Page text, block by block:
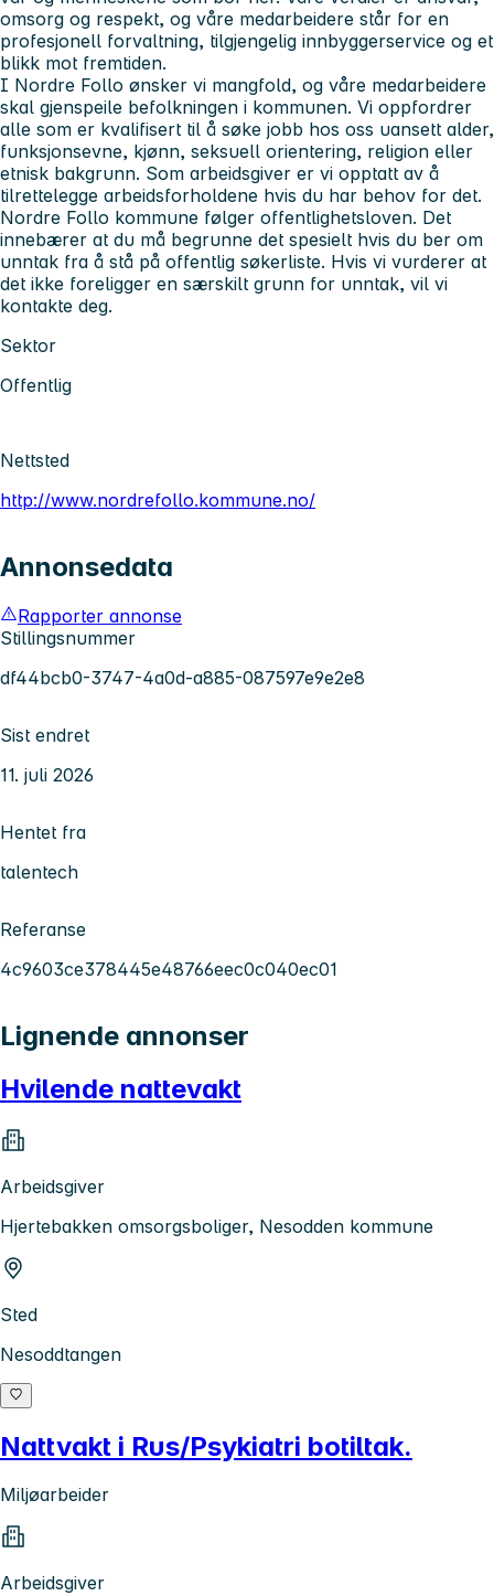
omsorg og respekt, og våre medarbeidere står for en
profesjonell forvaltning, tilgjengelig innbyggerservice og et
blikk mot fremtiden.
I Nordre Follo ønsker vi mangfold, og våre medarbeidere
skal gjenspeile befolkningen i kommunen. Vi oppfordrer
alle som er kvalifisert til å søke jobb hos oss uansett alder,
funksjonsevne, kjønn, seksuell orientering, religion eller
etnisk bakgrunn. Som arbeidsgiver er vi opptatt av å
tilrettelegge arbeidsforholdene hvis du har behov for det.
Nordre Follo kommune følger offentlighetsloven. Det
innebærer at du må begrunne det spesielt hvis du ber om
unntak fra å stå på offentlig søkerliste. Hvis vi vurderer at
det ikke foreligger en særskilt grunn for unntak, vil vi
kontakte deg.
Sektor
Offentlig
Nettsted
http://www.nordrefollo.kommune.no/
Annonsedata
Rapporter annonse
Stillingsnummer
df44bcb0-3747-4a0d-a885-087597e9e2e8
Sist endret
11. juli 2026
Hentet fra
talentech
Referanse
4c9603ce378445e48766eec0c040ec01
Lignende annonser
Hvilende nattevakt
Arbeidsgiver
Hjertebakken omsorgsboliger, Nesodden kommune
Sted
Nesoddtangen
Nattvakt i Rus/Psykiatri botiltak.
Miljøarbeider
Arbeidsgiver